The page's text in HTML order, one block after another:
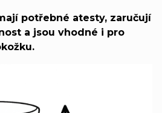
potřebné atesty, zaručují
a jsou vhodné i pro